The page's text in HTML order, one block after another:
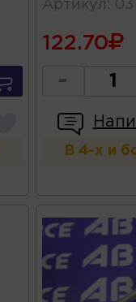
Артикул :
122.70
-
В 4-х и